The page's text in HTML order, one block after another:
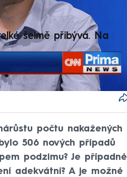
šelmě přibývá. Na
počtu nakažených
506 nových případů
podzimu? Je případné
adekvátní? A je možné